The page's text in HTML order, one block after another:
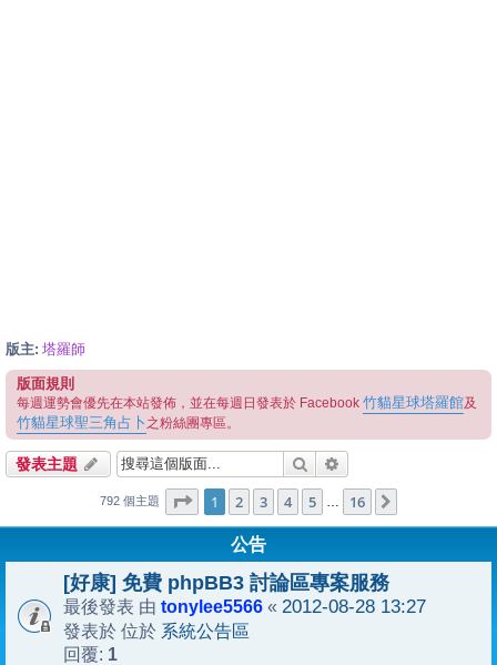
版主: 塔羅師
版面規則
每週運勢會優先在本站發佈，並在每週日發表於 Facebook 竹貓星球塔羅館及
竹貓星球聖三角占卜 之粉絲團專區。
發表主題 搜尋
792 個主題 第1 頁 (共 16頁)
1 2 3 4 5 … 16
公告
[好康] 免費 phpBB3 討論區專案服務
最後發表 由 tonylee5566 « 2012-08-28 13:27
發表於 位於 系統公告區
回覆: 1